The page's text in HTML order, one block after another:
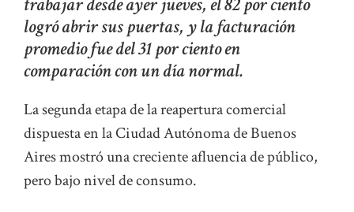
logró abrir sus puertas, y la facturación
promedio fue del 31 por ciento en
comparación con un día normal.
La segunda etapa de la reapertura comercial
dispuesta en la Ciudad Autónoma de Buenos
Aires mostró una creciente afluencia de público,
pero bajo nivel de consumo.